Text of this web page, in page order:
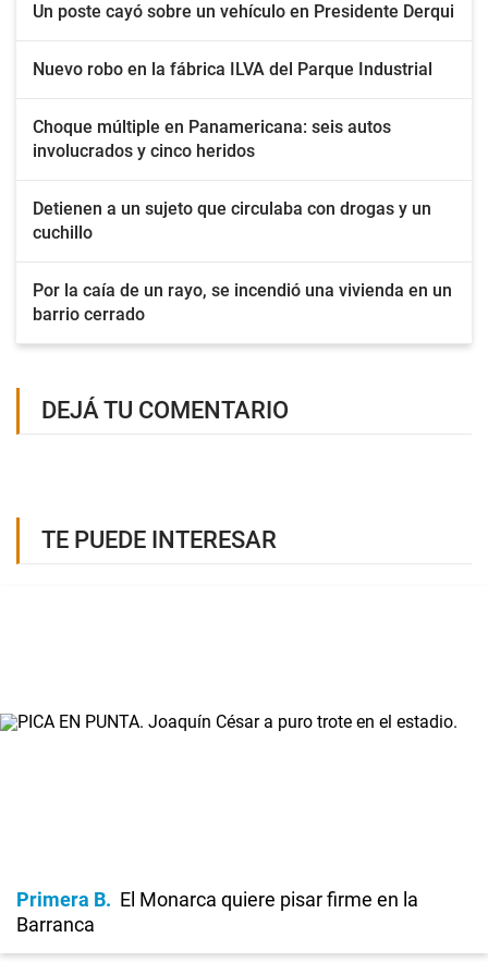
Un poste cayó sobre un vehículo en Presidente Derqui
Nuevo robo en la fábrica ILVA del Parque Industrial
Choque múltiple en Panamericana: seis autos
involucrados y cinco heridos
Detienen a un sujeto que circulaba con drogas y un
cuchillo
Por la caía de un rayo, se incendió una vivienda en un
barrio cerrado
DEJÁ TU COMENTARIO
TE PUEDE INTERESAR
Primera B
El Monarca quiere pisar firme en la
Barranca